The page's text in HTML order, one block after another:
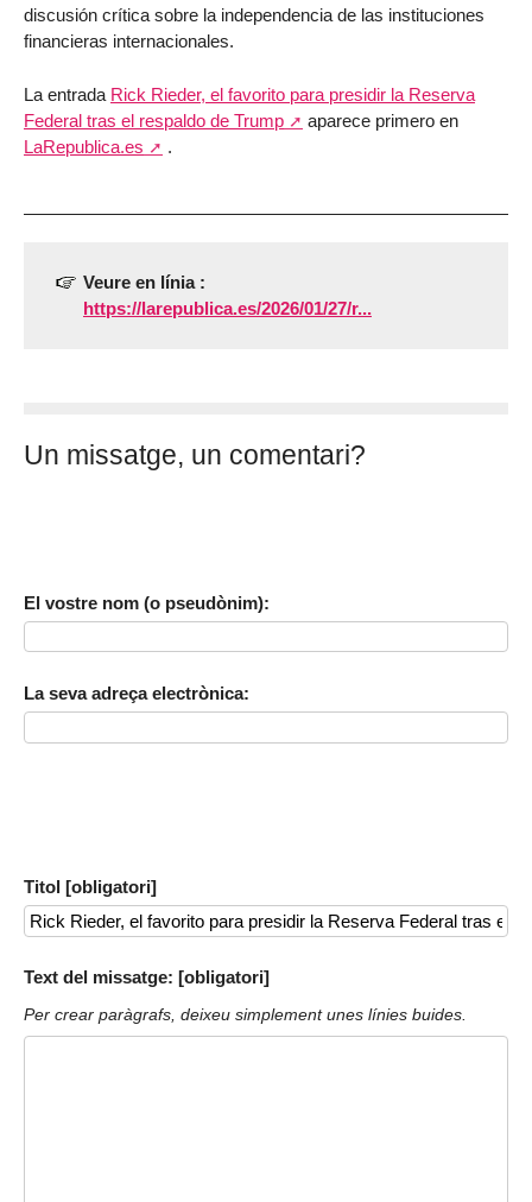
discusión crítica sobre la independencia de las instituciones
financieras internacionales.
La entrada Rick Rieder, el favorito para presidir la Reserva
Federal tras el respaldo de Trump
aparece primero en
LaRepublica.es
.
Veure en línia :
https://larepublica.es/2026/01/27/r...
Un missatge, un comentari?
El vostre nom (o pseudònim):
La seva adreça electrònica:
Titol [obligatori]
Text del missatge: [obligatori]
Per crear paràgrafs, deixeu simplement unes línies buides.